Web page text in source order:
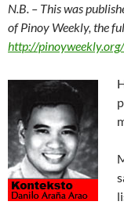
N.B. – This was
of Pinoy Weekly, the
http://